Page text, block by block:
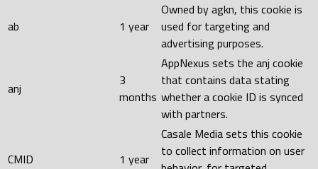
ab 1 year
Owned by agkn, this cookie is
used for targeting and
advertising purposes.
anj
3
months
AppNexus sets the anj cookie
that contains data stating
whether a cookie ID is synced
with partners.
CMID 1 year
Casale Media sets this cookie
to collect information on user